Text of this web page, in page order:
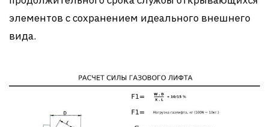
элементов с сохранением идеального внешнего
вида.